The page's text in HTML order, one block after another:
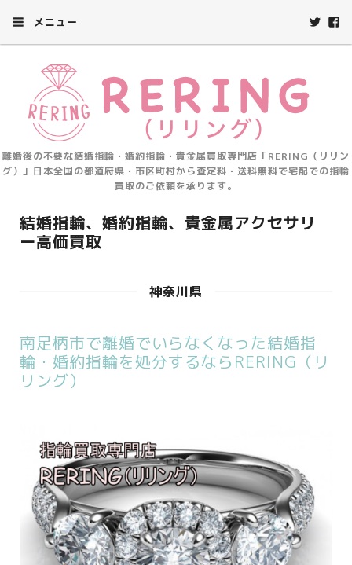
メニュー
離婚後の不要な結婚指輪・婚約指輪・貴金属買取専門店「RERING（リリン
グ）」日本全国の都道府県・市区町村から査定料・送料無料で宅配での指輪
買取のご依頼を承ります。
結婚指輪、婚約指輪、貴金属アクセサリ
ー高価買取
神奈川県
南足柄市で離婚でいらなくなった結婚指
輪・婚約指輪を処分するならRERING（リ
リング）